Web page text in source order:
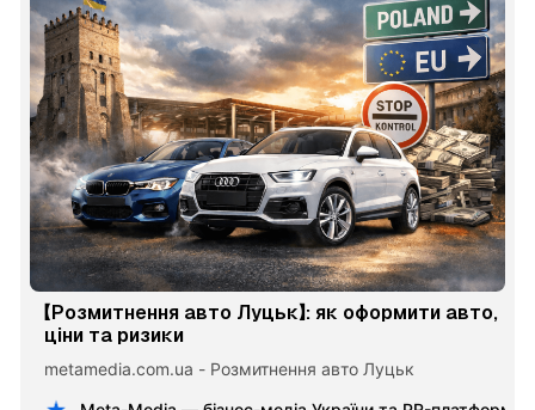
【Розмитнення авто Луцьк】: як оформити авто,
ціни та ризики
metamedia.com.ua - Розмитнення авто Луцьк